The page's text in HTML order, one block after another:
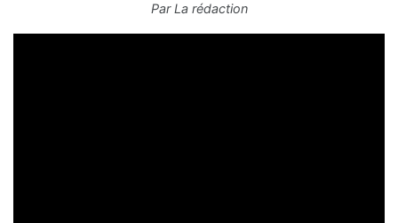
ParLa rédaction